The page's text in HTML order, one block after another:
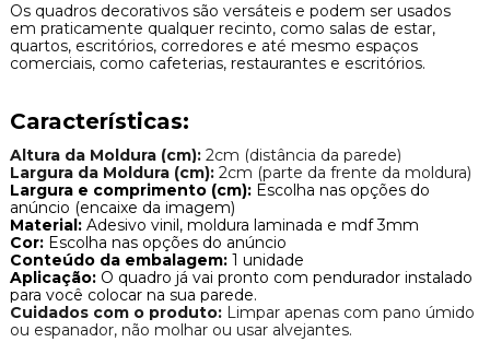
Os quadros decorativos são versáteis e podem ser usados
em praticamente qualquer recinto, como salas de estar,
quartos, escritórios, corredores e até mesmo espaços
comerciais, como cafeterias, restaurantes e escritórios.
Características:
Altura da Moldura (cm):2cm (distância da parede)
Largura da Moldura (cm):2cm (parte da frente da moldura)
Largura e comprimento (cm):Escolha nas opções do
anúncio (encaixe da imagem)
Material:Adesivo vinil, moldura laminada e mdf 3mm
Cor:Escolha nas opções do anúncio
Conteúdo da embalagem:1 unidade
Aplicação: O quadro já vai pronto com pendurador instalado
para você colocar na sua parede.
Cuidados com o produto: Limpar apenas com pano úmido
ou espanador, não molhar ou usar alvejantes.